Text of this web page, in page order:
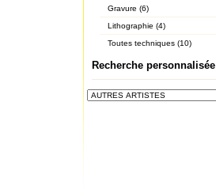
Gravure (6)
Lithographie (4)
Toutes techniques (10)
Recherche personnalisée